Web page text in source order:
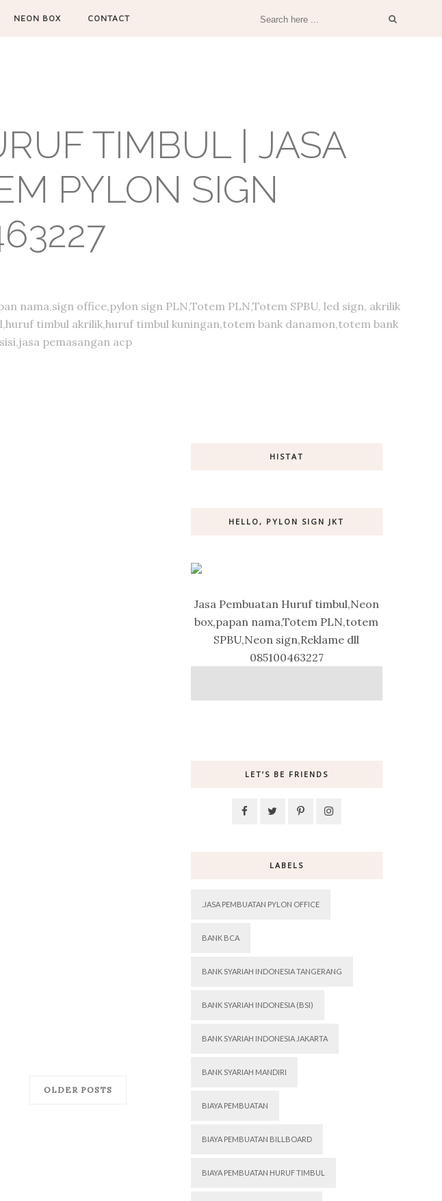
NEON BOX CONTACT
TIMBUL | JASA
PYLON SIGN
nama,sign office,pylon sign PLN,Totem PLN,Totem SPBU, led sign, akrilik
timbul akrilik,huruf timbul kuningan,totem bank danamon,totem bank
pemasangan acp
OLDER POSTS
HISTAT
HELLO, PYLON SIGN JKT
Jasa Pembuatan Huruf timbul,Neon
box,papan nama,Totem PLN,totem
SPBU,Neon sign,Reklame dll
085100463227
LET’S BE FRIENDS
LABELS
.JASA PEMBUATAN PYLON OFFICE
BANK BCA
BANK SYARIAH INDONESIA TANGERANG
BANK SYARIAH INDONESIA (BSI)
BANK SYARIAH INDONESIA JAKARTA
BANK SYARIAH MANDIRI
BIAYA PEMBUATAN
BIAYA PEMBUATAN BILLBOARD
BIAYA PEMBUATAN HURUF TIMBUL